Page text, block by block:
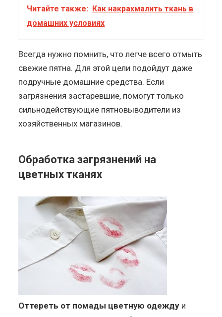
Читайте также: Как накрахмалить ткань в
домашних условиях
Всегда нужно помнить, что легче всего отмыть
свежие пятна. Для этой цели подойдут даже
подручные домашние средства. Если
загрязнения застаревшие, помогут только
сильнодействующие пятновыводители из
хозяйственных магазинов.
Обработка загрязнений на
цветных тканях
Оттереть от помады цветную одежду и